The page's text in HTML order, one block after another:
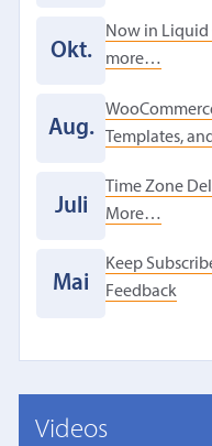
Okt.
Now in Liquid
more…
Aug.
Templates,
Juli
Time Zone
More…
Mai
Keep
Feedback
Videos